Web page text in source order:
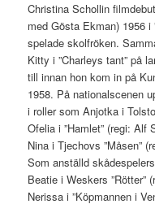
Christina Schollin
med Gösta Ekman) 1956 i
spelade skolfröken.
Kitty i ”Charleys tant” på
till innan hon kom in på
1958. På nationalscenen
i roller som Anjotka i
Ofelia i ”Hamlet” (regi: Alf
Nina i Tjechovs ”Måsen”
Som anställd
Beatie i Weskers ”Rötter”
Nerissa i ”Köpmannen i